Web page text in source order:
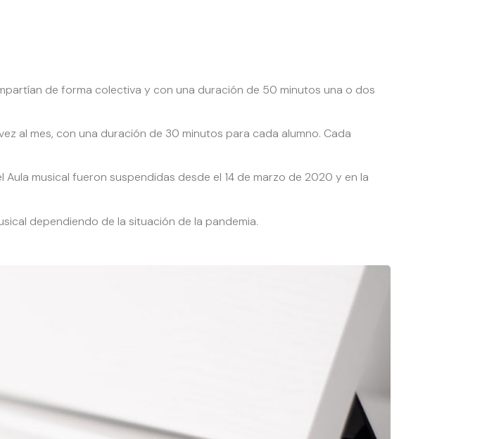
de forma colectiva y con una duración de 50 minutos una o dos
al mes, con una duración de 30 minutos para cada alumno. Cada
musical fueron suspendidas desde el 14 de marzo de 2020 y en la
dependiendo de la situación de la pandemia.